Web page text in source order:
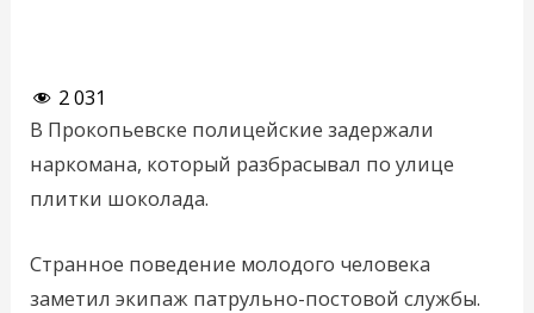
2 031
В Прокопьевске полицейские задержали
наркомана, который разбрасывал по улице
плитки шоколада.
Странное поведение молодого человека
заметил экипаж патрульно-постовой службы.